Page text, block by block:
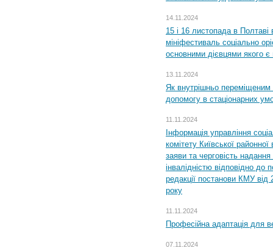
14.11.2024
15 і 16 листопада в
мініфестиваль соціально
основними дієвцями якого є
13.11.2024
Як внутрішньо переміщеним
допомогу в стаціонарних
11.11.2024
Інформація управління
комітету Київської
заяви та черговість надання
інвалідністю відповідно
редакції постанови КМУ
року
11.11.2024
Професійна адаптація для
07.11.2024